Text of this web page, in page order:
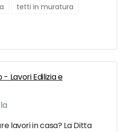
tetti in muratura
Lavori Edilizia e
lavori in casa? La Ditta